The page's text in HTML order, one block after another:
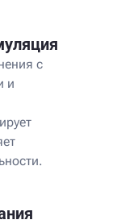
с
и